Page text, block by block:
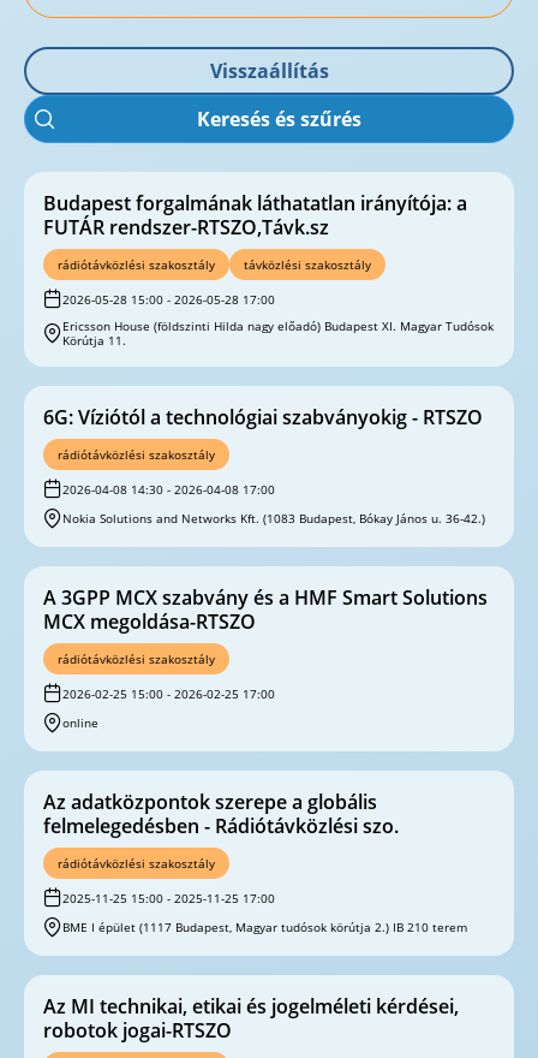
Visszaállítás
Keresés és szűrés
Budapest forgalmának láthatatlan irányítója: a
FUTÁR rendszer-RTSZO,Távk.sz
rádiótávközlési szakosztály távközlési szakosztály
2026-05-28 15:00 - 2026-05-28 17:00
Ericsson House (földszinti Hilda nagy előadó) Budapest XI. Magyar Tudósok
Körútja 11.
6G: Víziótól a technológiai szabványokig - RTSZO
rádiótávközlési szakosztály
2026-04-08 14:30 - 2026-04-08 17:00
Nokia Solutions and Networks Kft. (1083 Budapest, Bókay János u. 36-42.)
A 3GPP MCX szabvány és a HMF Smart Solutions
MCX megoldása-RTSZO
rádiótávközlési szakosztály
2026-02-25 15:00 - 2026-02-25 17:00
online
Az adatközpontok szerepe a globális
felmelegedésben - Rádiótávközlési szo.
rádiótávközlési szakosztály
2025-11-25 15:00 - 2025-11-25 17:00
BME I épület (1117 Budapest, Magyar tudósok körútja 2.) IB 210 terem
Az MI technikai, etikai és jogelméleti kérdései,
robotok jogai-RTSZO